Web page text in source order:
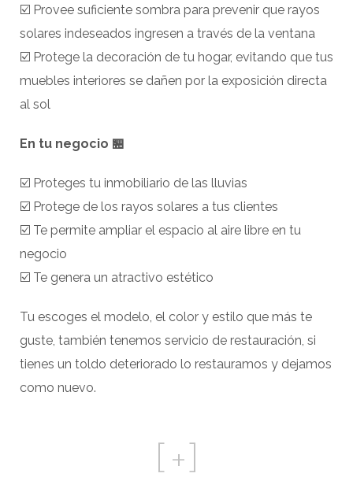
☑️ Provee suficiente sombra para prevenir que rayos
solares indeseados ingresen a través de la ventana
☑️ Protege la decoración de tu hogar, evitando que tus
muebles interiores se dañen por la exposición directa
al sol
En tu negocio 🏪
☑️ Proteges tu inmobiliario de las lluvias
☑️ Protege de los rayos solares a tus clientes
☑️ Te permite ampliar el espacio al aire libre en tu
negocio
☑️ Te genera un atractivo estético
Tu escoges el modelo, el color y estilo que más te
guste, también tenemos servicio de restauración, si
tienes un toldo deteriorado lo restauramos y dejamos
como nuevo.
+]